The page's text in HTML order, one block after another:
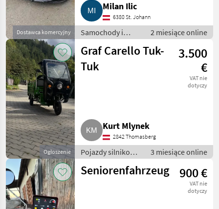
Dostawca komercyjny
Milan Ilic
6380 St. Johann
Samochody i
motocykle / Inne
samochody i
motocykle
2 miesiące online
Ogłoszenie
Graf Carello Tuk-
Tuk
3.500
€
VAT nie
dotyczy
Kurt Mlynek
2842 Thomasberg
Pojazdy silnikowe
rolnicze /
Transportery
3 miesiące online
Seniorenfahrzeug 900 €
VAT nie
dotyczy